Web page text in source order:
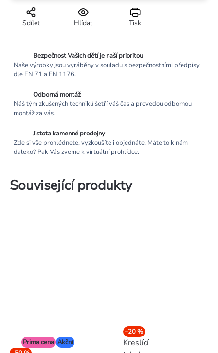
Tisk
Hlídat
Sdílet
Bezpečnost Vašich dětí je naší prioritou
Naše výrobky jsou vyráběny v souladu s bezpečnostními předpisy
dle EN 71 a EN 1176.
Odborná montáž
Náš tým zkušených techniků šetří váš čas a provedou odbornou
montáž za vás.
Jistota kamenné prodejny
Zde si vše prohlédnete, vyzkoušíte i objednáte. Máte to k nám
daleko? Pak Vás zveme k virtuální prohlídce.
Související produkty
Prima cena Akční
–20 %
Kreslící